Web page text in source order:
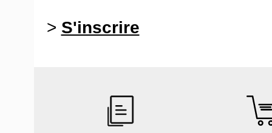
> S'inscrire